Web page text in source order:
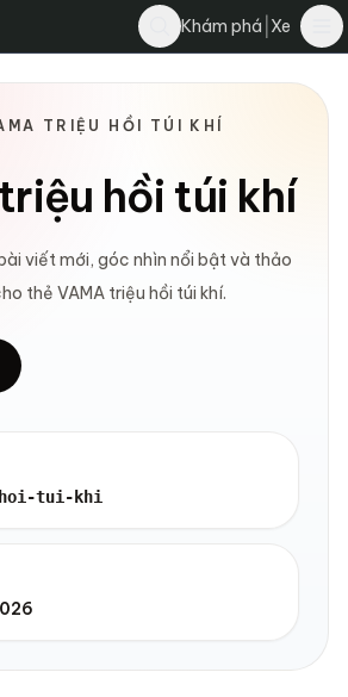
Khám phá Xe
TRIỆU HỒI TÚI KHÍ
hồi túi khí
viết mới, góc nhìn nổi bật và thảo
thẻ VAMA triệu hồi túi khí.
hoi-tui-khi